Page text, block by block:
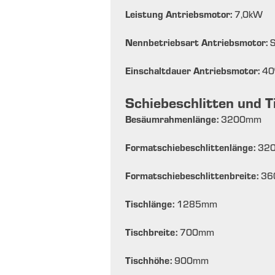
Leistung Antriebsmotor: 7,0kW
Nennbetriebsart Antriebsmotor:
Einschaltdauer Antriebsmotor: 40
Schiebeschlitten und
Besäumrahmenlänge: 3200mm
Formatschiebeschlittenlänge:
Formatschiebeschlittenbreite:
Tischlänge: 1285mm
Tischbreite: 700mm
Tischhöhe: 900mm